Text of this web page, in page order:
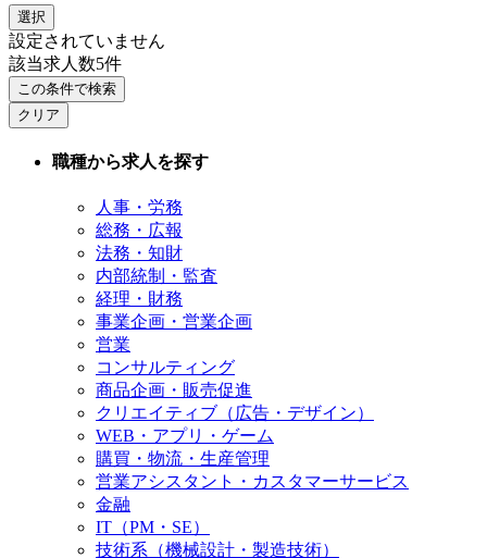
選択
設定されていません
該当求人数5件
この条件で検索
クリア
職種から求人を探す
人事・労務
総務・広報
法務・知財
内部統制・監査
経理・財務
事業企画・営業企画
営業
コンサルティング
商品企画・販売促進
クリエイティブ（広告・デザイン）
WEB・アプリ・ゲーム
購買・物流・生産管理
営業アシスタント・カスタマーサービス
金融
IT（PM・SE）
技術系（機械設計・製造技術）